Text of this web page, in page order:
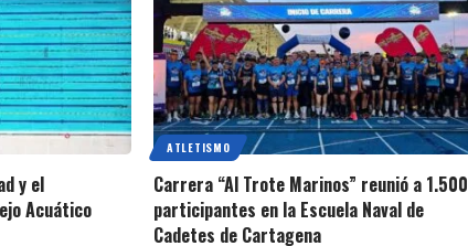
y el
Acuático
ATLETISMO
Carrera “Al Trote Marinos” reunió a 1.500
participantes en la Escuela Naval de
Cadetes de Cartagena